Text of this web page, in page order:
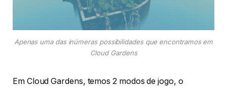
Apenas uma das inúmeras possibilidades que encontramos em
Cloud Gardens
Em Cloud Gardens, temos 2 modos de jogo, o